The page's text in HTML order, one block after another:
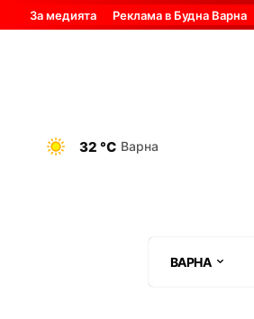
За медията Реклама в Будна Варна
32 °C Варна
ВАРНА